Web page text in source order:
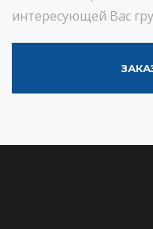
интересующей Вас